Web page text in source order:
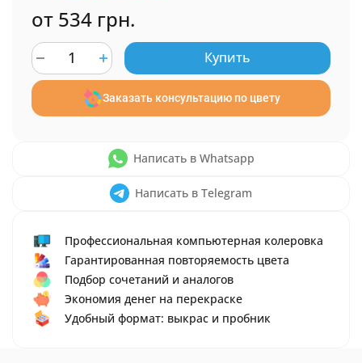
от 534 грн.
Купить
Заказать консультацию по цвету
Написать в Whatsapp
Написать в Telegram
Профессиональная компьютерная колеровка
Гарантированная повторяемость цвета
Подбор сочетаний и аналогов
Экономия денег на перекраске
Удобный формат: выкрас и пробник